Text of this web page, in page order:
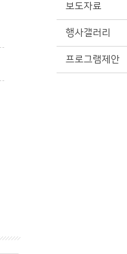
보도자료
행사갤러리
프로그램제안